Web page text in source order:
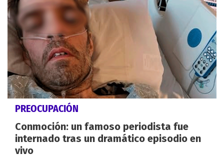
PREOCUPACIÓN
Conmoción: un famoso periodista fue
internado tras un dramático episodio en
vivo